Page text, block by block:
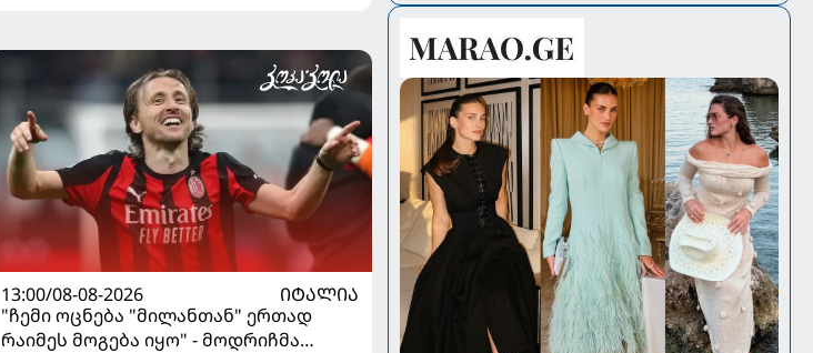
13:00/08-08-2026
ᲘᲢᲐᲚᲘᲐ
"ჩემი ოცნება "მილანთან" ერთად
რაიმეს მოგება იყო" - მოდრიჩმა